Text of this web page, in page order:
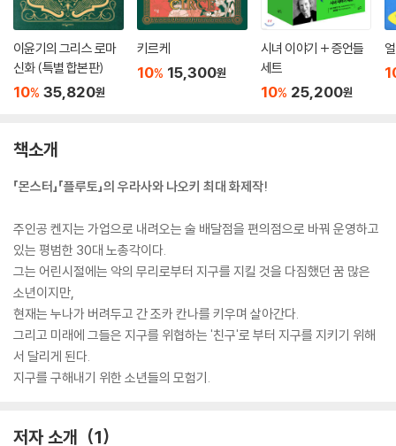
이윤기의 그리스 로마
신화 (특별 합본판)
10% 35,820원
키르케
10% 15,300원
시녀 이야기 + 증언들
세트
10% 25,200원
책소개
「몬스터」「플루토」의 우라사와 나오키 최대 화제작!
주인공 켄지는 가업으로 내려오는 술 배달점을 편의점으로 바꿔 운영하고
있는 평범한 30대 노총각이다.
그는 어린시절에는 악의 무리로부터 지구를 지킬 것을 다짐했던 꿈 많은
소년이지만,
현재는 누나가 버려두고 간 조카 칸나를 키우며 살아간다.
그리고 미래에 그들은 지구를 위협하는 '친구'로 부터 지구를 지키기 위해
서 달리게 된다.
지구를 구해내기 위한 소년들의 모험기.
저자 소개 1